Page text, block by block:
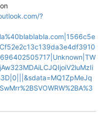
?